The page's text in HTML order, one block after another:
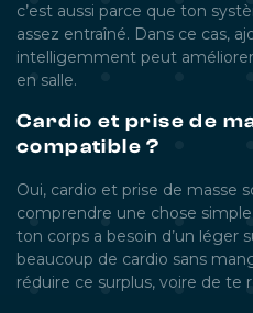
c’est aussi parce que ton
assez entraîné. Dans ce cas,
intelligemment peut
en salle.
Cardio et prise de
compatible ?
Oui, cardio et prise de masse
comprendre une chose
ton corps a besoin d’un léger
beaucoup de cardio sans
réduire ce surplus, voire de te